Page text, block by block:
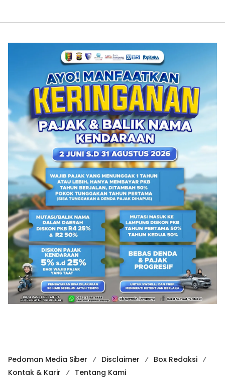
Pedoman Media Siber Disclaimer
Box Redaksi
Kontak & Karir
Tentang Kami